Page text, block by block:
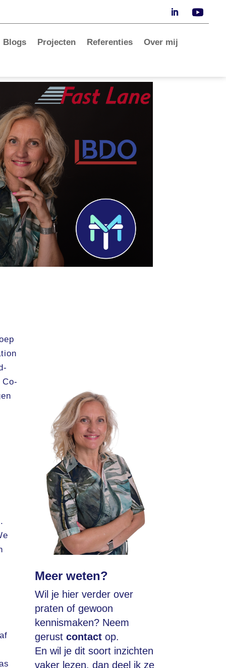
Blogs Projecten Referenties Over mij
Meer weten?
Wil je hier verder over
praten of gewoon
kennismaken? Neem
gerust contactop.
En wil je dit soort inzichten
vaker lezen, dan deel ik ze